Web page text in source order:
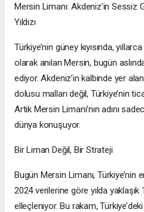
Mersin Limanı: Akdeniz’in Sessiz
Yıldızı
Türkiye’nin güney kıyısında,
olarak anılan Mersin, bugün
ediyor. Akdeniz’in kalbinde yer
dolusu malları değil, Türkiye’nin
Artık Mersin Limanı’nın adını
dünya konuşuyor.
Bir Liman Değil, Bir Strateji
Bugün Mersin Limanı, Türkiye’nin
2024 verilerine göre yılda
elleçleniyor. Bu rakam,